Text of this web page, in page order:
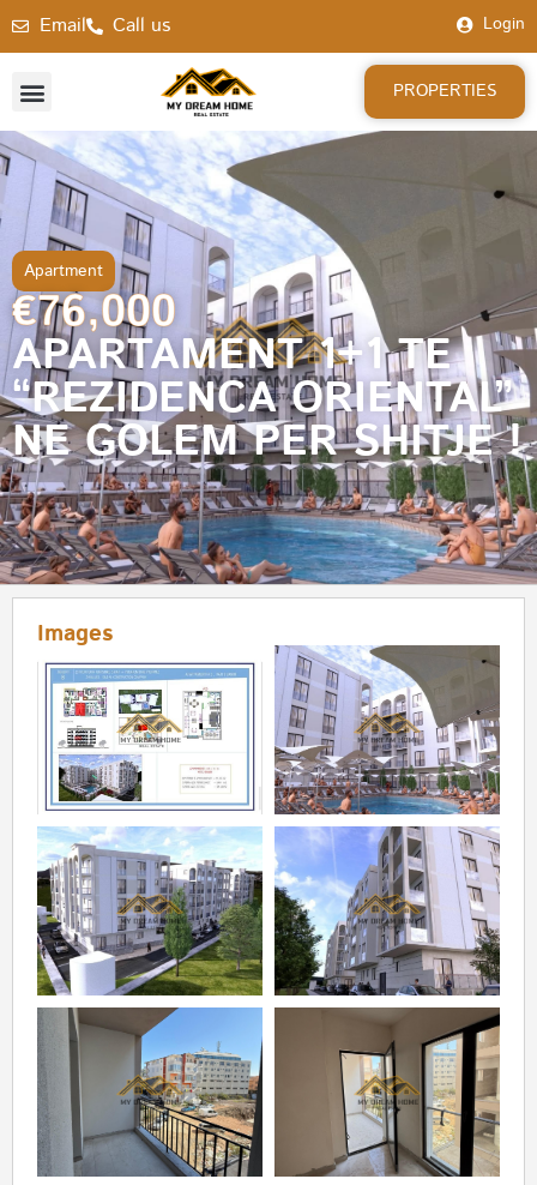
Email Call us Login
PROPERTIES
Apartment
€76,000
APARTAMENT 1+1 TE
“REZIDENCA ORIENTAL”
NE GOLEM PER SHITJE !
Images